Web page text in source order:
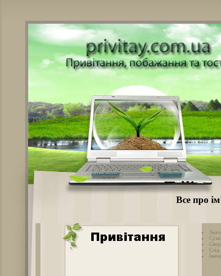
Все про
Слід